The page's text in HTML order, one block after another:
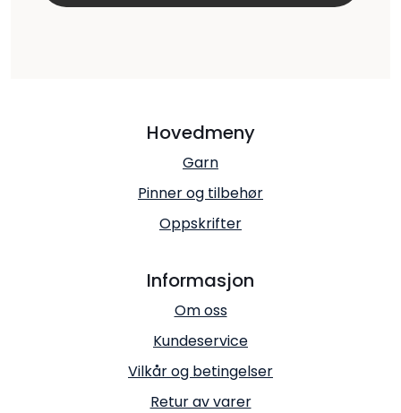
Hovedmeny
Garn
Pinner og tilbehør
Oppskrifter
Informasjon
Om oss
Kundeservice
Vilkår og betingelser
Retur av varer